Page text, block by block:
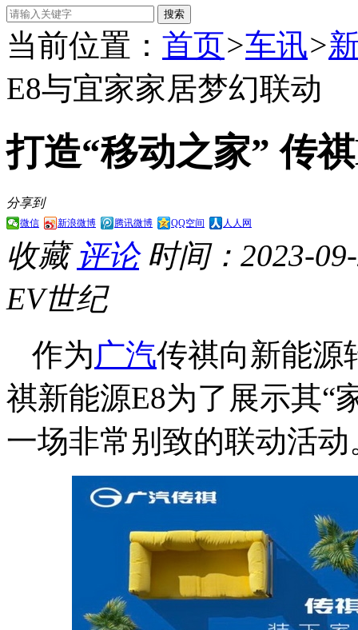
当前位置： 首页>车讯>
E8与宜家家居梦幻联动
打造“移动之家” 传
分享到
微信 新浪微博 腾讯微博 QQ空间 人人网
收藏 评论 时间：2023-
EV世纪
作为广汽传祺向新能源
祺新能源E8为了展示其“
一场非常别致的联动活动